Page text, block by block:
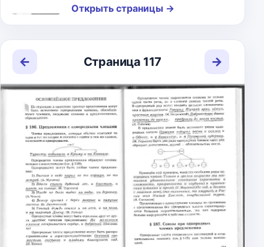
Открыть страницы →
← Страница 117 →